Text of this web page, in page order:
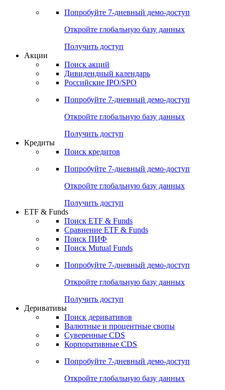
Попробуйте 7-дневный демо-доступ
Откройте глобальную базу данных
Получить доступ
Акции
Поиск акций
Дивидендный календарь
Российские IPO/SPO
Попробуйте 7-дневный демо-доступ
Откройте глобальную базу данных
Получить доступ
Кредиты
Поиск кредитов
Попробуйте 7-дневный демо-доступ
Откройте глобальную базу данных
Получить доступ
ETF & Funds
Поиск ETF & Funds
Сравнение ETF & Funds
Поиск ПИФ
Поиск Mutual Funds
Попробуйте 7-дневный демо-доступ
Откройте глобальную базу данных
Получить доступ
Деривативы
Поиск деривативов
Валютные и процентные свопы
Суверенные CDS
Корпоративные CDS
Попробуйте 7-дневный демо-доступ
Откройте глобальную базу данных